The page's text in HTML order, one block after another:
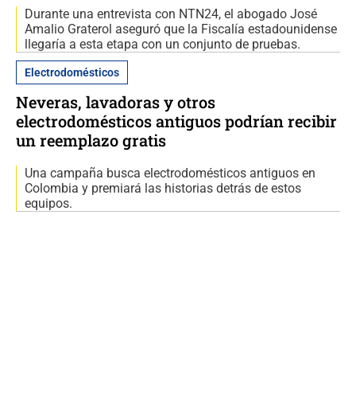
Durante una entrevista con NTN24, el abogado José
Amalio Graterol aseguró que la Fiscalía estadounidense
llegaría a esta etapa con un conjunto de pruebas.
Electrodomésticos
Neveras, lavadoras y otros
electrodomésticos antiguos podrían recibir
un reemplazo gratis
Una campaña busca electrodomésticos antiguos en
Colombia y premiará las historias detrás de estos
equipos.